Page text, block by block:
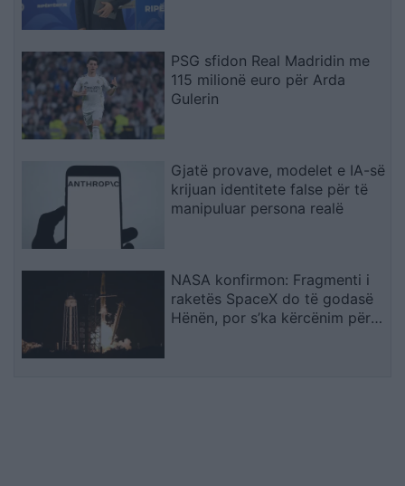
PSG sfidon Real Madridin me
115 milionë euro për Arda
Gulerin
Gjatë provave, modelet e IA-së
krijuan identitete false për të
manipuluar persona realë
NASA konfirmon: Fragmenti i
raketës SpaceX do të godasë
Hënën, por s’ka kërcënim për